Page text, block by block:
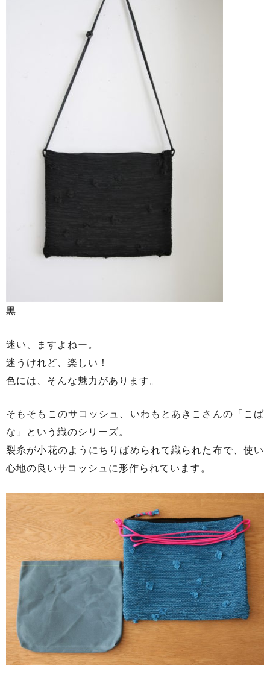
黒
迷い、ますよねー。
迷うけれど、楽しい！
色には、そんな魅力があります。
そもそもこのサコッシュ、いわもとあきこさんの「こば
な」という織のシリーズ。
裂糸が小花のようにちりばめられて織られた布で、使い
心地の良いサコッシュに形作られています。